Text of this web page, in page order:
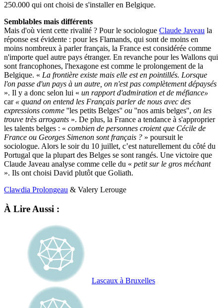
250.000 qui ont choisi de s'installer en Belgique.
Semblables mais différents
Mais d'où vient cette rivalité ? Pour le sociologue Claude Javeau la
réponse est évidente : pour les Flamands, qui sont de moins en
moins nombreux à parler français, la France est considérée comme
n'importe quel autre pays étranger. En revanche pour les Wallons qui
sont francophones, l'hexagone est comme le prolongement de la
Belgique. « La frontière existe mais elle est en pointillés. Lorsque
l'on passe d'un pays à un autre, on n'est pas complètement dépaysés
». Il y a donc selon lui « un rapport d'admiration et de méfiance»
car « quand on entend les Français parler de nous avec des
expressions comme ''les petits Belges'' ou ''nos amis belges'', on les
trouve très arrogants ». De plus, la France a tendance à s'approprier
les talents belges : « combien de personnes croient que Cécile de
France ou Georges Simenon sont français ? » poursuit le
sociologue. Alors le soir du 10 juillet, c’est naturellement du côté du
Portugal que la plupart des Belges se sont rangés. Une victoire que
Claude Javeau analyse comme celle du « petit sur le gros méchant
». Ils ont choisi David plutôt que Goliath.
Clawdia Prolongeau & Valery Lerouge
À Lire Aussi :
Lascaux à Bruxelles